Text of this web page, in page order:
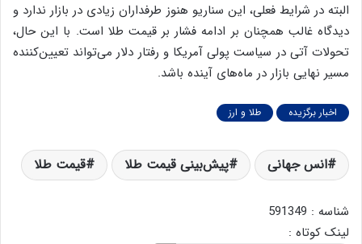
البته در شرایط فعلی، این سناریو هنوز طرفداران زیادی در بازار ندارد و
دیدگاه غالب همچنان بر ادامه فشار بر قیمت طلا است. با این حال،
تحولات آتی در سیاست پولی آمریکا و رفتار دلار می‌تواند تعیین‌کننده
مسیر نهایی بازار در ماه‌های آینده باشد.
اخبار برگزیده طلا و ارز
انس جهانی پیش‌بینی قیمت طلا قیمت طلا
شناسه : 591349
لینک کوتاه :